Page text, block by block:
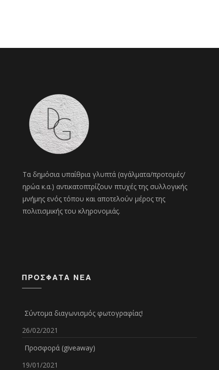
Τα δημόσια υπαίθρια γλυπτά (αγάλματα/προτομές/
ηρώα κ.α.) αντικατοπτρίζουν πτυχές της συλλογικής
μνήμης ενός τόπου και αποτελούν μέρος της
πολιτισμικής του κληρονομιάς.
ΠΡΌΣΦΑΤΑ ΝΈΑ
Σύντομα διαγωνισμός φωτογραφίας!
26/02/2021
Προσφορά (giveaway)
19/01/2021